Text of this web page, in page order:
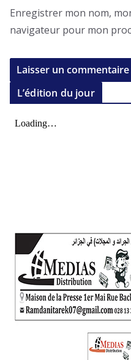
Enregistrer mon nom,
navigateur pour mon
L’édition du jour